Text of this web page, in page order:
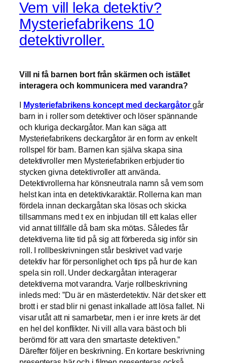
Vem vill leka detektiv?
Mysteriefabrikens 10
detektivroller.
Vill ni få barnen bort från skärmen och istället
interagera och kommunicera med varandra?
I Mysteriefabrikens koncept med deckargåtor går
barn in i roller som detektiver och löser spännande
och kluriga deckargåtor. Man kan säga att
Mysteriefabrikens deckargåtor är en form av enkelt
rollspel för barn. Barnen kan själva skapa sina
detektivroller men Mysteriefabriken erbjuder tio
stycken givna detektivroller att använda.
Detektivrollerna har könsneutrala namn så vem som
helst kan inta en detektivkaraktär. Rollerna kan man
fördela innan deckargåtan ska lösas och skicka
tillsammans med t ex en inbjudan till ett kalas eller
vid annat tillfälle då barn ska mötas. Således får
detektiverna lite tid på sig att förbereda sig inför sin
roll. I rollbeskrivningen står beskrivet vad varje
detektiv har för personlighet och tips på hur de kan
spela sin roll. Under deckargåtan interagerar
detektiverna mot varandra. Varje rollbeskrivning
inleds med: ”Du är en mästerdetektiv. När det sker ett
brott i er stad blir ni genast inkallade att lösa fallet. Ni
visar utåt att ni samarbetar, men i er inre krets är det
en hel del konflikter. Ni vill alla vara bäst och bli
berömd för att vara den smartaste detektiven.”
Därefter följer en beskrivning. En kortare beskrivning